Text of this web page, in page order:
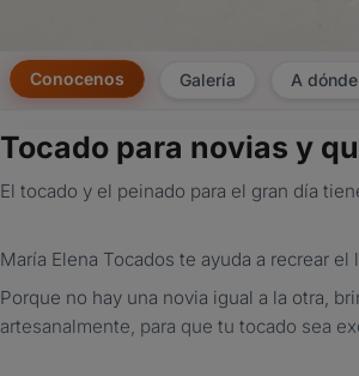
Conocenos Galería A
Tocado para novias y
El tocado y el peinado para el gran día
María Elena Tocados te ayuda a recrear
Porque no hay una novia igual a la otra,
artesanalmente, para que tu tocado sea